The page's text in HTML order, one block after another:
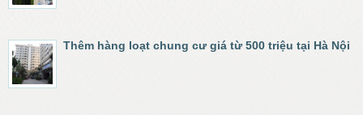
Thêm hàng loạt chung cư giá từ 500 triệu tại Hà Nội